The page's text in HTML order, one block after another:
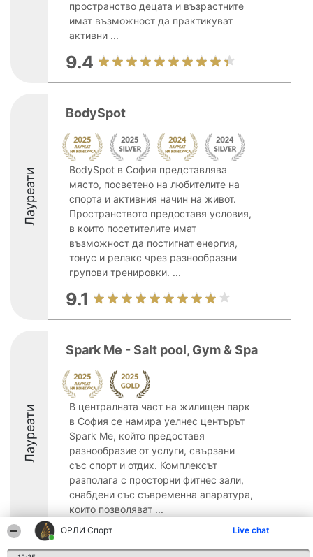
ОРЛИ Спорт Live chat
пространство децата и възрастните
имат възможност да практикуват
активни ...
9.4
Лауреати
BodySpot
BodySpot в София представлява
място, посветено на любителите на
спорта и активния начин на живот.
Пространството предоставя условия,
в които посетителите имат
възможност да постигнат енергия,
тонус и релакс чрез разнообразни
групови тренировки. ...
9.1
Лауреати
Spark Me - Salt pool, Gym & Spa
В централната част на жилищен парк
в София се намира уелнес центърът
Spark Me, който предоставя
разнообразие от услуги, свързани
със спорт и отдих. Комплексът
разполага с просторни фитнес зали,
снабдени със съвременна апаратура,
които позволяват ...
9.2